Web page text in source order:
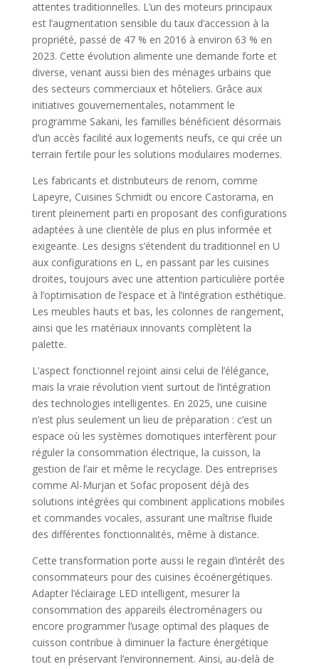
attentes traditionnelles. L’un des moteurs principaux
est l’augmentation sensible du taux d’accession à la
propriété, passé de 47 % en 2016 à environ 63 % en
2023. Cette évolution alimente une demande forte et
diverse, venant aussi bien des ménages urbains que
des secteurs commerciaux et hôteliers. Grâce aux
initiatives gouvernementales, notamment le
programme Sakani, les familles bénéficient désormais
d’un accès facilité aux logements neufs, ce qui crée un
terrain fertile pour les solutions modulaires modernes.
Les fabricants et distributeurs de renom, comme
Lapeyre, Cuisines Schmidt ou encore Castorama, en
tirent pleinement parti en proposant des configurations
adaptées à une clientèle de plus en plus informée et
exigeante. Les designs s’étendent du traditionnel en U
aux configurations en L, en passant par les cuisines
droites, toujours avec une attention particulière portée
à l’optimisation de l’espace et à l’intégration esthétique.
Les meubles hauts et bas, les colonnes de rangement,
ainsi que les matériaux innovants complètent la
palette.
L’aspect fonctionnel rejoint ainsi celui de l’élégance,
mais la vraie révolution vient surtout de l’intégration
des technologies intelligentes. En 2025, une cuisine
n’est plus seulement un lieu de préparation : c’est un
espace où les systèmes domotiques interfèrent pour
réguler la consommation électrique, la cuisson, la
gestion de l’air et même le recyclage. Des entreprises
comme Al-Murjan et Sofac proposent déjà des
solutions intégrées qui combinent applications mobiles
et commandes vocales, assurant une maîtrise fluide
des différentes fonctionnalités, même à distance.
Cette transformation porte aussi le regain d’intérêt des
consommateurs pour des cuisines écoénergétiques.
Adapter l’éclairage LED intelligent, mesurer la
consommation des appareils électroménagers ou
encore programmer l’usage optimal des plaques de
cuisson contribue à diminuer la facture énergétique
tout en préservant l’environnement. Ainsi, au-delà de